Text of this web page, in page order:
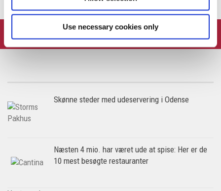
Use necessary cookies only
Skønne steder med udeservering i Odense
Næsten 4 mio. har været ude at spise: Her er de
10 mest besøgte restauranter